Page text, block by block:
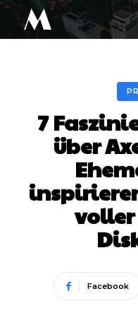
M
7
über
voller
Facebook